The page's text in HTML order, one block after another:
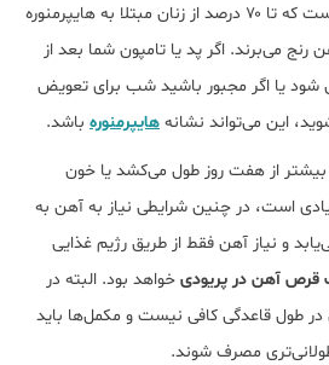
دست بدهد. جای تعجب نیست که تا ۷۰ درصد از زنان مبتلا به هایپرمنوره
رنج می‌برند. اگر پد یا تامپون‌ شما بعد از
شود یا اگر مجبور باشید شب برای تعویض
این می‌تواند نشانه هایپرمنوره باشد.
همچنین اگر سیکل‌های شما بیش‎تر از هفت روز طول می‌کشد یا خون
است، در چنین شرایطی نیاز به آهن به
میزان قابل توجهی افزایش می‎‌یابد و نیاز آهن فقط از طریق رژیم غذایی
آهن در پریودی خواهد بود. البته در
این موارد، صرف مصرف آهن در طول قاعدگی کافی نیست و مکمل‎‌ها باید
مصرف شوند.